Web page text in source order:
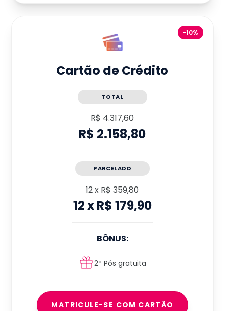
-10%
Cartão de Crédito
TOTAL
R$ 4.317,60
R$ 2.158,80
PARCELADO
12xR$ 359,80
12xR$ 179,90
BÔNUS:
2ª Pós gratuita
MATRICULE-SE COM CARTÃO